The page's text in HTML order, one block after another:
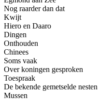
Nog raarder dan dat
Kwijt
Hiero en Daaro
Dingen
Onthouden
Chinees
Soms vaak
Over koningen gesproken
Toespraak
De bekende gemetselde nesten
Mussen